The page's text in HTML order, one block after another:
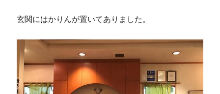
玄関にはかりんが置いてありました。